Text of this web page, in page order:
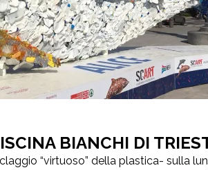
BIANCHI DI
“virtuoso” della plastica- sulla